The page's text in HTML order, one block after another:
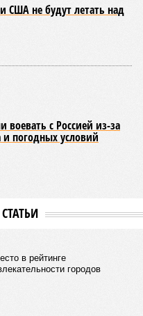
США не будут летать над
воевать с Россией из-за
погодных условий
в рейтинге
городов